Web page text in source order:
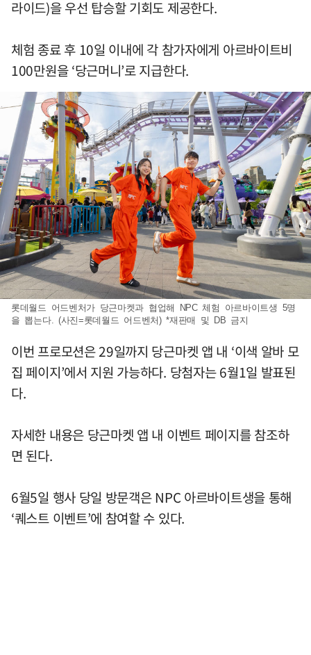
라이드)을 우선 탑승할 기회도 제공한다.
체험 종료 후 10일 이내에 각 참가자에게 아르바이트비
100만원을 ‘당근머니’로 지급한다.
롯데월드 어드벤처가 당근마켓과 협업해 NPC 체험 아르바이트생 5명
을 뽑는다. (사진=롯데월드 어드벤처) *재판매 및 DB 금지
이번 프로모션은 29일까지 당근마켓 앱 내 ‘이색 알바 모
집 페이지’에서 지원 가능하다. 당첨자는 6월1일 발표된
다.
자세한 내용은 당근마켓 앱 내 이벤트 페이지를 참조하
면 된다.
6월5일 행사 당일 방문객은 NPC 아르바이트생을 통해
‘퀘스트 이벤트’에 참여할 수 있다.